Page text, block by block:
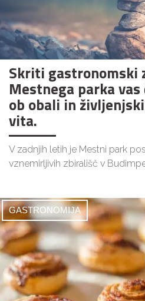
Skriti gastronomski
Mestnega parka vas
ob obali in
vita.
V zadnjih letih je Mestni park
vznemirljivih zbirališč v
GASTRONOMIJA